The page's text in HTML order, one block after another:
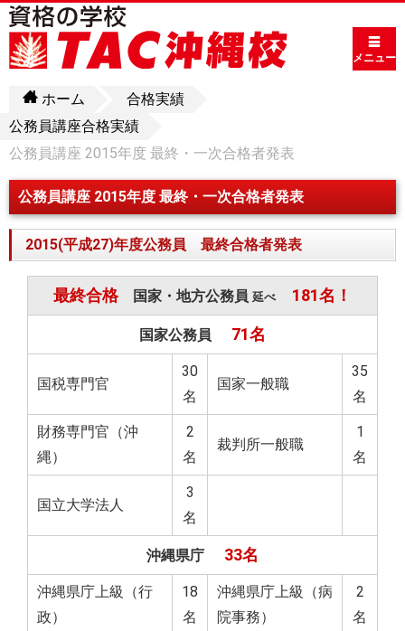
メニュー
ホーム
合格実績
公務員講座合格実績
公務員講座 2015年度 最終・一次合格者発表
公務員講座 2015年度 最終・一次合格者発表
2015(平成27)年度公務員 最終合格者発表
最終合格国家・地方公務員 延べ181名！
国家公務員 71名
国税専門官
30
名
国家一般職
35
名
財務専門官（沖
縄）
2
名
裁判所一般職
1
名
国立大学法人
3
名
沖縄県庁 33名
沖縄県庁上級（行
政）
18
名
沖縄県庁上級（病
院事務）
2
名